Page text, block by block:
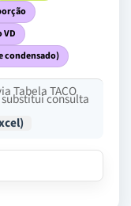
VD
condensado)
Tabela TACO
consulta